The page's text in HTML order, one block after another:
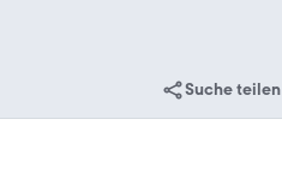
Suche teilen